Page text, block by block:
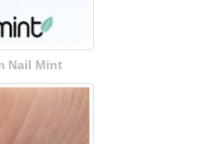
Nail Mint